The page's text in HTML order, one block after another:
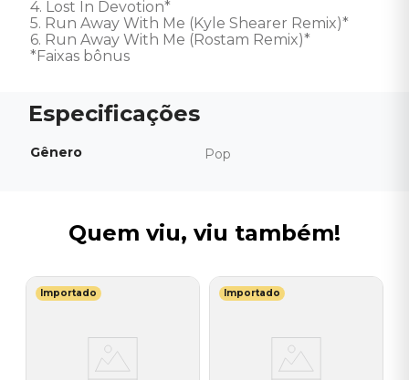
4. Lost In Devotion*
5. Run Away With Me (Kyle Shearer Remix)*
6. Run Away With Me (Rostam Remix)*
*Faixas bônus
Gênero Pop
Quem viu, viu também!
Importado Importado